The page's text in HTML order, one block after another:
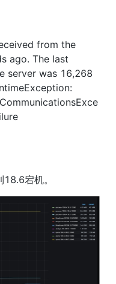
from the
ago. The last
server was 16,268
宕机。